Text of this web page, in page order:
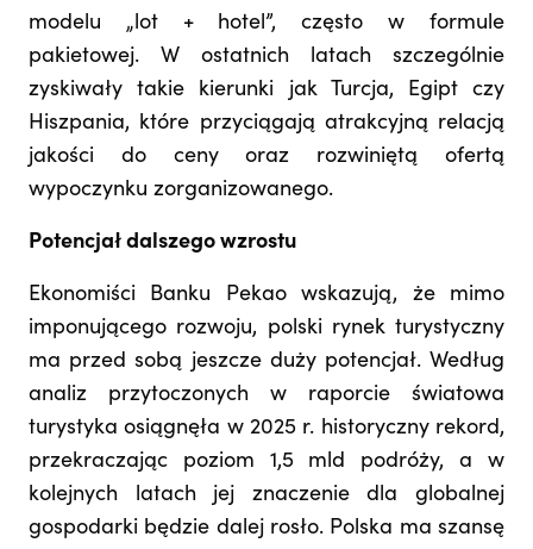
modelu „lot + hotel”, często w formule
pakietowej. W ostatnich latach szczególnie
zyskiwały takie kierunki jak Turcja, Egipt czy
Hiszpania, które przyciągają atrakcyjną relacją
jakości do ceny oraz rozwiniętą ofertą
wypoczynku zorganizowanego.
Potencjał dalszego wzrostu
Ekonomiści Banku Pekao wskazują, że mimo
imponującego rozwoju, polski rynek turystyczny
ma przed sobą jeszcze duży potencjał. Według
analiz przytoczonych w raporcie światowa
turystyka osiągnęła w 2025 r. historyczny rekord,
przekraczając poziom 1,5 mld podróży, a w
kolejnych latach jej znaczenie dla globalnej
gospodarki będzie dalej rosło. Polska ma szansę